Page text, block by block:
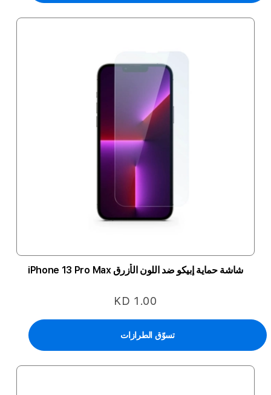
شاشة حماية إبيكو ضد اللون الأزرق iPhone 13 Pro Max
KD 1.00
تسوّق الطرازات